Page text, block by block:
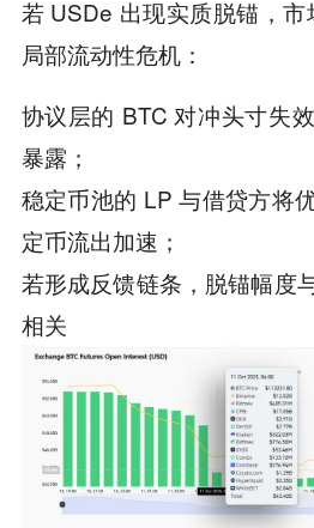
若 USDe 出现实质脱锚，
局部流动性危机：
协议层的 BTC 对冲头寸失
暴露；
稳定币池的 LP 与借贷方将
定币流出加速；
若形成反馈链条，脱锚幅度
相关